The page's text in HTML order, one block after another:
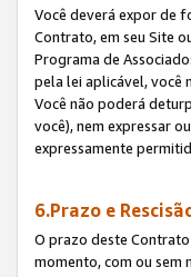
Você deverá expor de
Contrato, em seu Site
Programa de
pela lei aplicável, você
Você não poderá
você), nem expressar
expressamente
6.Prazo e
O prazo deste
momento, com ou sem